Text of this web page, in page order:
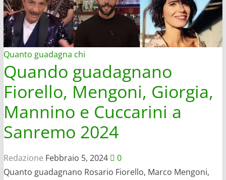
Quanto guadagna chi
Quando guadagnano
Fiorello, Mengoni, Giorgia,
Mannino e Cuccarini a
Sanremo 2024
Redazione Febbraio 5, 2024
0
Quanto guadagnano Rosario Fiorello, Marco Mengoni,